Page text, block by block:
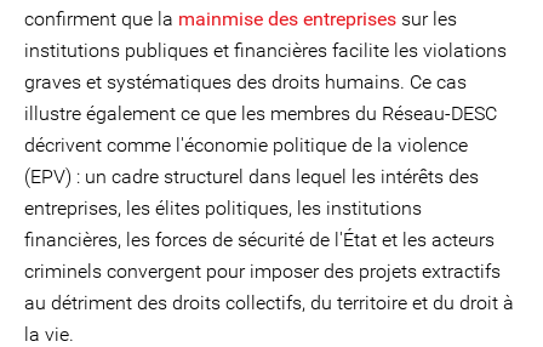
confirment que la mainmise des entreprises sur les
institutions publiques et financières facilite les violations
graves et systématiques des droits humains. Ce cas
illustre également ce que les membres du Réseau-DESC
décrivent comme l'économie politique de la violence
(EPV) : un cadre structurel dans lequel les intérêts des
entreprises, les élites politiques, les institutions
financières, les forces de sécurité de l'État et les acteurs
criminels convergent pour imposer des projets extractifs
au détriment des droits collectifs, du territoire et du droit à
la vie.